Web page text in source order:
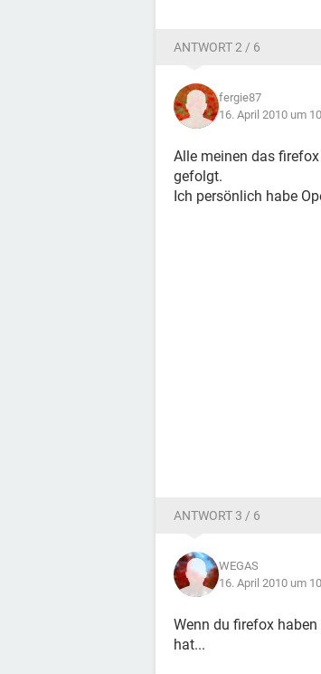
ANTWORT 2 / 6
fergie87
16. April 2010 um
Alle meinen das
gefolgt.
Ich persönlich habe
ANTWORT 3 / 6
WEGAS
16. April 2010 um
Wenn du firefox
hat...